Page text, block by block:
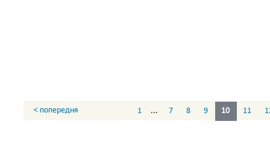
< попередня 1 ... 7 8 9 10 11